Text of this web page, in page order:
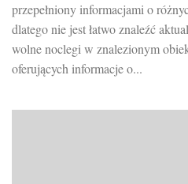
przepełniony informacjami o
dlatego nie jest łatwo znaleźć
wolne noclegi w znalezionym
oferujących informacje o...